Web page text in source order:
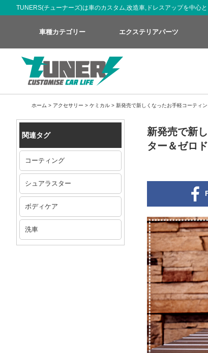
TUNERS(チューナーズ)は車のカスタム,改造車,ドレスアップを中心
車種カテゴリー エクステリアパーツ
ホーム > アクセサリー > ケミカル > 新発売で新しくなったお手軽コーティ
関連タグ
コーティング
シュアラスター
ボディケア
洗車
新発売で新
ター＆ゼロド